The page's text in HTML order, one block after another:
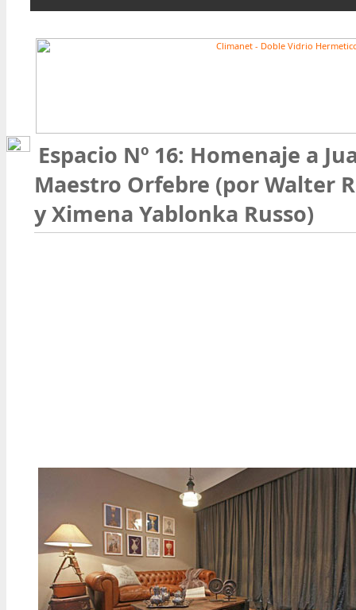
Espacio Nº 16: Homenaje a
Maestro Orfebre (por Walter
y Ximena Yablonka Russo)